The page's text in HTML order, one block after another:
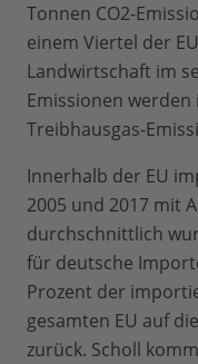
Tonnen CO2-
einem Viertel der
Landwirtschaft im
Emissionen
Treibhausgas-
Innerhalb der EU
2005 und 2017 mit
durchschnittlich
für deutsche
Prozent der
gesamten EU auf
zurück. Scholl